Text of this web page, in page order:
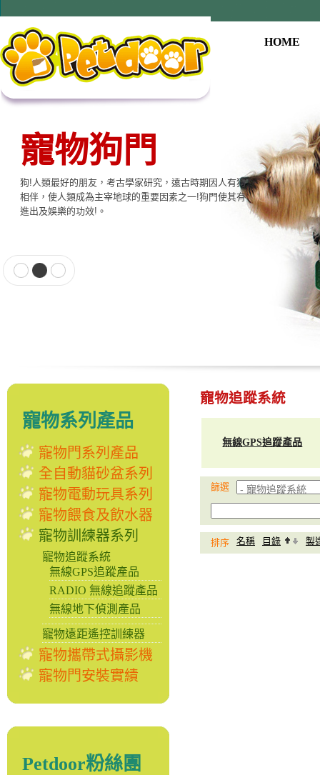
HOME
寵物狗門
狗!人類最好的朋友，考古學家研究，遠古時期因人有狗
相伴，使人類成為主宰地球的重要因素之一!狗門使其有
進出及娛樂的功效!。
寵物系列產品
寵物門系列產品
全自動貓砂盆系列
寵物電動玩具系列
寵物餵食及飲水器
寵物訓練器系列
寵物追蹤系統
無線GPS追蹤產品
RADIO 無線追蹤產品
無線地下偵測產品
寵物遠距遙控訓練器
寵物攜帶式攝影機
寵物門安裝實績
Petdoor粉絲團
寵物追蹤系統
無線GPS追蹤產品
篩選
排序 名稱 目錄 製